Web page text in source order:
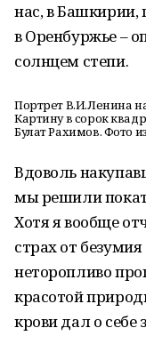
нас, в Башкирии,
в Оренбуржье –
солнцем степи.
Портрет В.И.Ленина
Картину в сорок
Булат Рахимов. Фото
Вдоволь
мы решили
Хотя я вообще
страх от
неторопливо
красотой
крови дал о себе